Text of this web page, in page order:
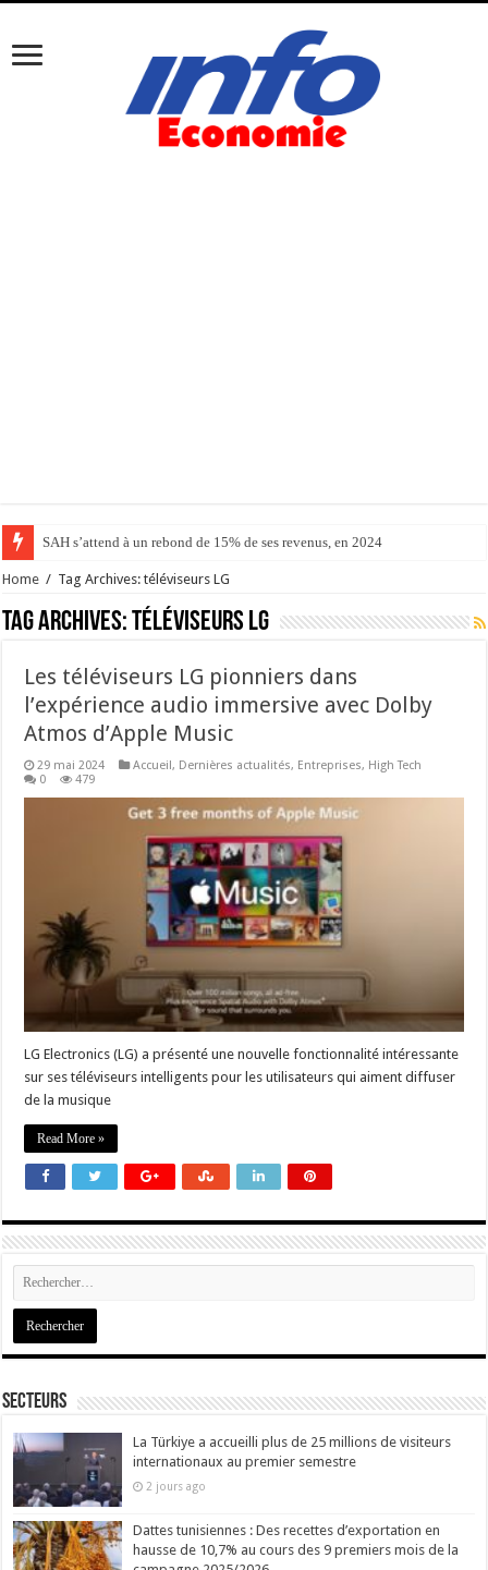
SAH s’attend à un rebond de 15% de ses revenus, en 2024
Home / Tag Archives: téléviseurs LG
Tag Archives:téléviseurs LG
Les téléviseurs LG pionniers dans
l’expérience audio immersive avec Dolby
Atmos d’Apple Music
29 mai 2024 Accueil, Dernières actualités, Entreprises, High Tech
0
479
LG Electronics (LG) a présenté une nouvelle fonctionnalité intéressante
sur ses téléviseurs intelligents pour les utilisateurs qui aiment diffuser
de la musique
Read More »
Secteurs
La Türkiye a accueilli plus de 25 millions de visiteurs
internationaux au premier semestre
2 jours ago
Dattes tunisiennes : Des recettes d’exportation en
hausse de 10,7% au cours des 9 premiers mois de la